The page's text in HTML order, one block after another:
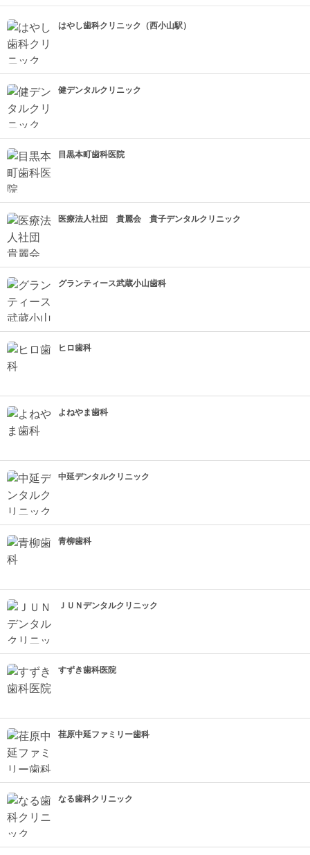
はやし歯科クリニック（西小山駅）
健デンタルクリニック
目黒本町歯科医院
医療法人社団 貴麗会 貴子デンタルクリニック
グランティース武蔵小山歯科
ヒロ歯科
よねやま歯科
中延デンタルクリニック
青柳歯科
ＪＵＮデンタルクリニック
すずき歯科医院
荏原中延ファミリー歯科
なる歯科クリニック